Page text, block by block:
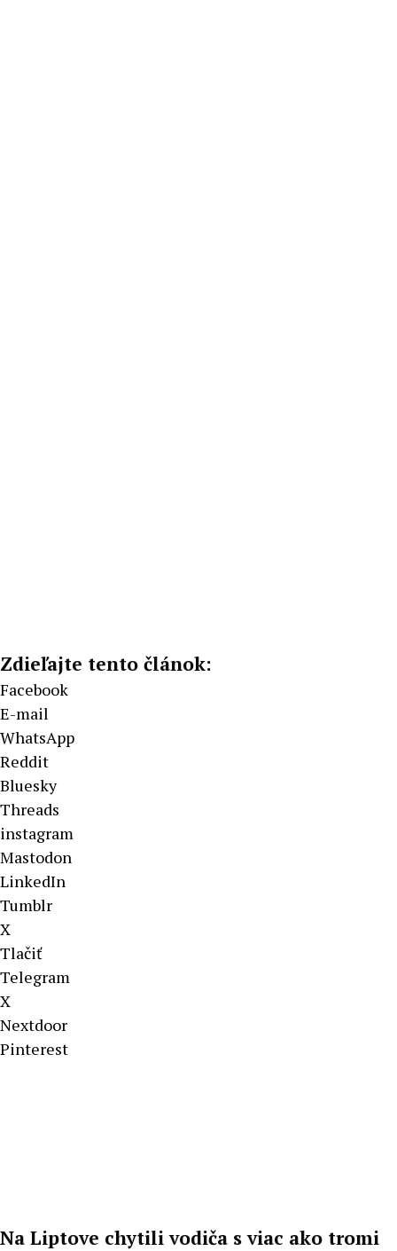
Zdieľajte tento článok:
Facebook
E-mail
WhatsApp
Reddit
Bluesky
Threads
instagram
Mastodon
LinkedIn
Tumblr
X
Tlačiť
Telegram
X
Nextdoor
Pinterest
Na Liptove chytili vodiča s viac ako tromi